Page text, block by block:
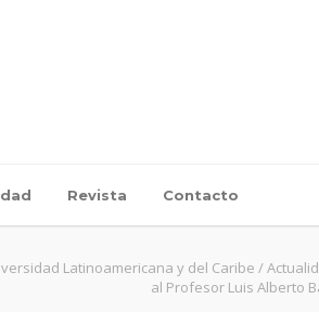
Revista Contacto
Latinoamericana y del Caribe /
al Profesor Luis Alberto